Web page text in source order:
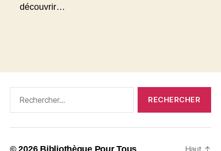
découvrir…
© 2026 Bibliothèque Pour Tous Haut ↑